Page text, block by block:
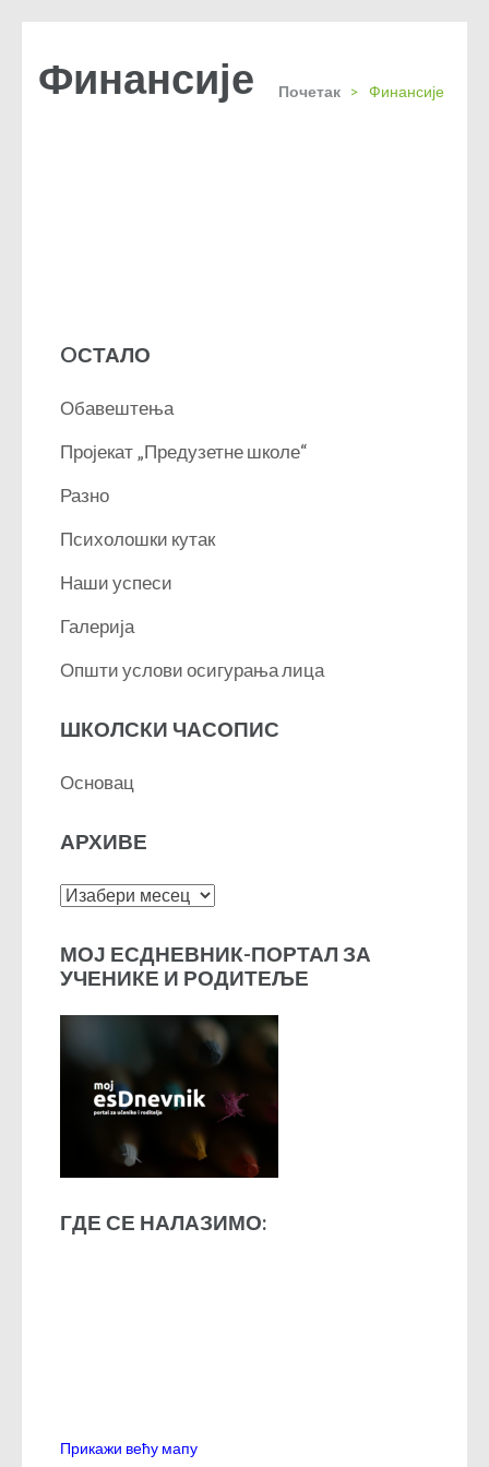
Финансије Почетак > Финансије
OСТАЛО
Обавештења
Пројекат „Предузетне школе“
Разно
Психолошки кутак
Наши успеси
Галерија
Општи услови осигурања лица
ШКОЛСКИ ЧАСОПИС
Основац
АРХИВЕ
Архиве
МОЈ ЕСДНЕВНИК-ПОРТАЛ ЗА
УЧЕНИКЕ И РОДИТЕЉЕ
ГДЕ СЕ НАЛАЗИМО:
Прикажи већу мапу